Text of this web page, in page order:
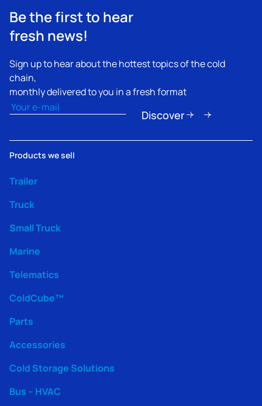
Be the first to hear
fresh news!
Sign up to hear about the hottest topics of the cold
chain,
monthly delivered to you in a fresh format
Email (erforderlich)
Discover
Products we sell
Trailer
Truck
Small Truck
Marine
Telematics
ColdCube™
Parts
Accessories
Cold Storage Solutions
Bus – HVAC